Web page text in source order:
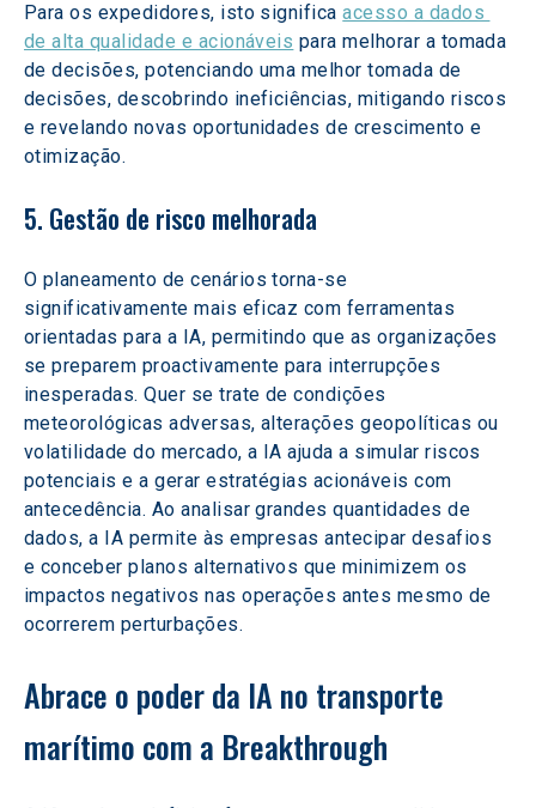
Para os expedidores, isto significa acesso a dados
de alta qualidade e acionáveis para melhorar a tomada
de decisões, potenciando uma melhor tomada de
decisões, descobrindo ineficiências, mitigando riscos
e revelando novas oportunidades de crescimento e
otimização.
5. Gestão de risco melhorada
O planeamento de cenários torna-se
significativamente mais eficaz com ferramentas
orientadas para a IA, permitindo que as organizações
se preparem proactivamente para interrupções
inesperadas. Quer se trate de condições
meteorológicas adversas, alterações geopolíticas ou
volatilidade do mercado, a IA ajuda a simular riscos
potenciais e a gerar estratégias acionáveis com
antecedência. Ao analisar grandes quantidades de
dados, a IA permite às empresas antecipar desafios
e conceber planos alternativos que minimizem os
impactos negativos nas operações antes mesmo de
ocorrerem perturbações.
Abrace o poder da IA no transporte
marítimo com a Breakthrough